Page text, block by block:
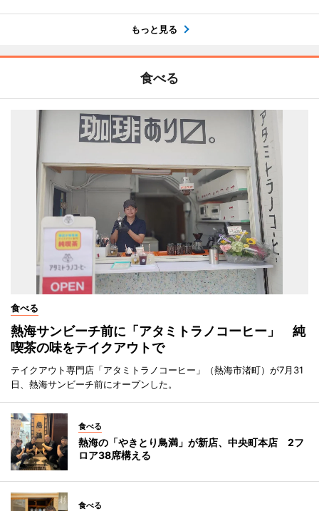
もっと見る
食べる
食べる
熱海サンビーチ前に「アタミトラノコーヒー」 純
喫茶の味をテイクアウトで
テイクアウト専門店「アタミトラノコーヒー」（熱海市渚町）が7月31
日、熱海サンビーチ前にオープンした。
食べる
熱海の「やきとり鳥満」が新店、中央町本店 2フ
ロア38席構える
食べる